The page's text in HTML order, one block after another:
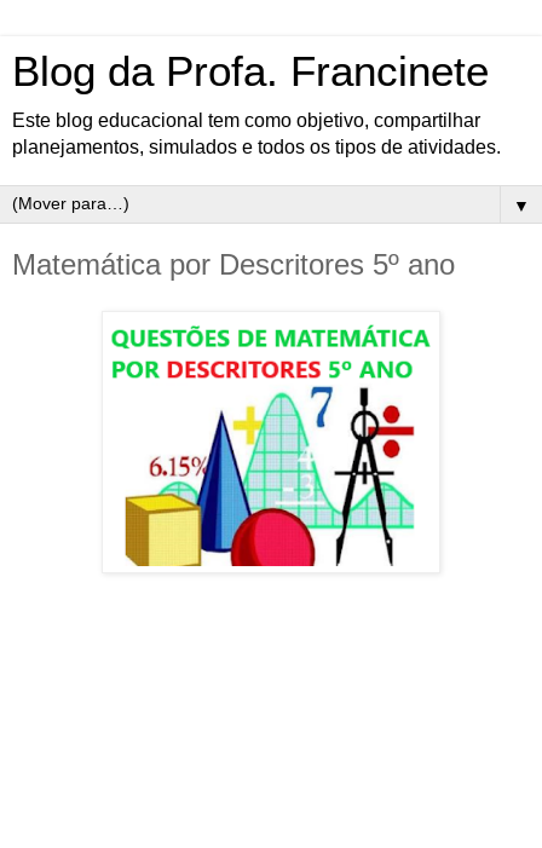
Blog da Profa. Francinete
Este blog educacional tem como objetivo, compartilhar
planejamentos, simulados e todos os tipos de atividades.
▼
Matemática por Descritores 5º ano